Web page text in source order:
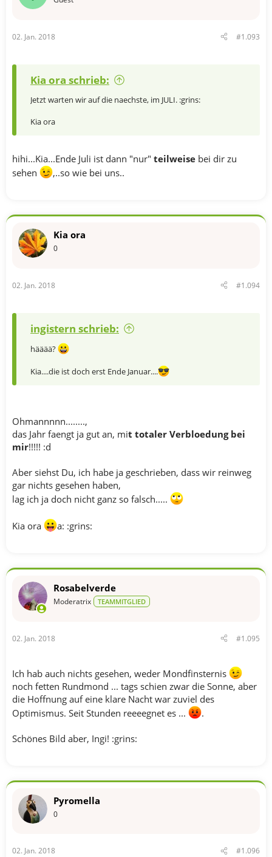
02. Jan. 2018 #1.093
Kia ora schrieb:
Jetzt warten wir auf die naechste, im JULI. :grins:
Kia ora
hihi...Kia...Ende Juli ist dann "nur" teilweise bei dir zu
sehen
,..so wie bei uns..
Kia ora
0
02. Jan. 2018 #1.094
ingistern schrieb:
hääää?
Kia....die ist doch erst Ende Januar....
Ohmannnnn........,
das Jahr faengt ja gut an, mit totaler Verbloedung bei
mir!!!!! :d
Aber siehst Du, ich habe ja geschrieben, dass wir reinweg
gar nichts gesehen haben,
lag ich ja doch nicht ganz so falsch.....
Kia ora a: :grins:
Rosabelverde
Moderatrix TEAMMITGLIED
02. Jan. 2018 #1.095
Ich hab auch nichts gesehen, weder Mondfinsternis
noch fetten Rundmond ... tags schien zwar die Sonne, aber
die Hoffnung auf eine klare Nacht war zuviel des
Optimismus. Seit Stunden reeeegnet es ...
.
Schönes Bild aber, Ingi! :grins:
Pyromella
0
02. Jan. 2018 #1.096